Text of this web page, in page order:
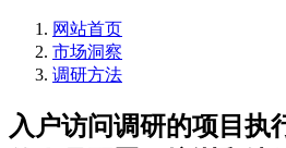
网站首页
市场洞察
调研方法
入户访问调研的项目执